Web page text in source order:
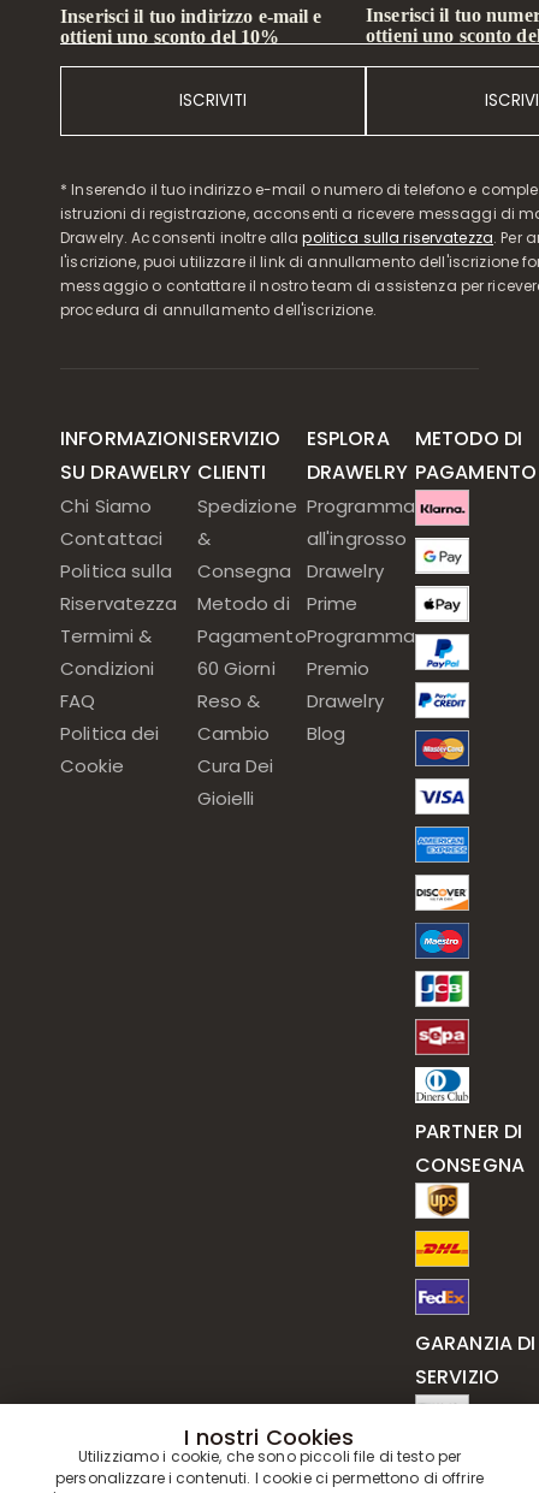
Inserisci il tuo indirizzo e-mail e
ottieni uno sconto del 10%
ISCRIVITI
Inserisci il tuo
ottieni uno sconto
* Inserendo il tuo indirizzo e-mail o numero di telefono e
istruzioni di registrazione, acconsenti a ricevere messaggi di
Drawelry. Acconsenti inoltre allapolitica sulla riservatezza. Per
l'iscrizione, puoi utilizzare il link di annullamento dell'iscrizione
messaggio o contattare il nostro team di assistenza per
procedura di annullamento dell'iscrizione.
INFORMAZIONI
SU DRAWELRY
Chi Siamo
Contattaci
Politica sulla
Riservatezza
Termimi &
Condizioni
FAQ
Politica dei
Cookie
SERVIZIO
CLIENTI
Spedizione
&
Consegna
Metodo di
Pagamento
60 Giorni
Reso &
Cambio
Cura Dei
Gioielli
ESPLORA
DRAWELRY
Programma
all'ingrosso
Drawelry
Prime
Programma
Premio
Drawelry
Blog
METODO DI
PAGAMENTO
PARTNER DI
CONSEGNA
GARANZIA DI
SERVIZIO
I nostri Cookies
Utilizziamo i cookie, che sono piccoli file di testo per
personalizzare i contenuti. I cookie ci permettono di offrire